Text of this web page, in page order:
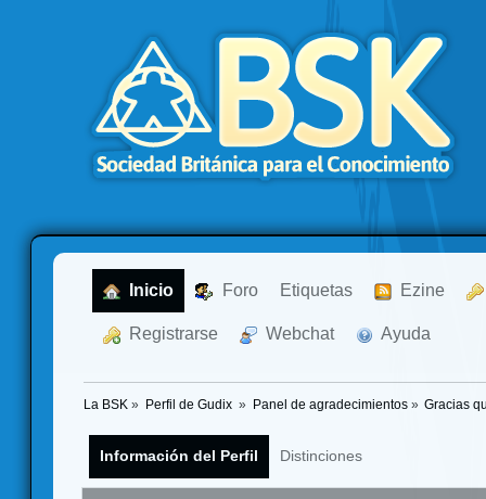
Inicio Foro Etiquetas Ezine
Registrarse Webchat Ayuda
La BSK » Perfil de Gudix » Panel de agradecimientos» Gracias
Información del Perfil Distinciones